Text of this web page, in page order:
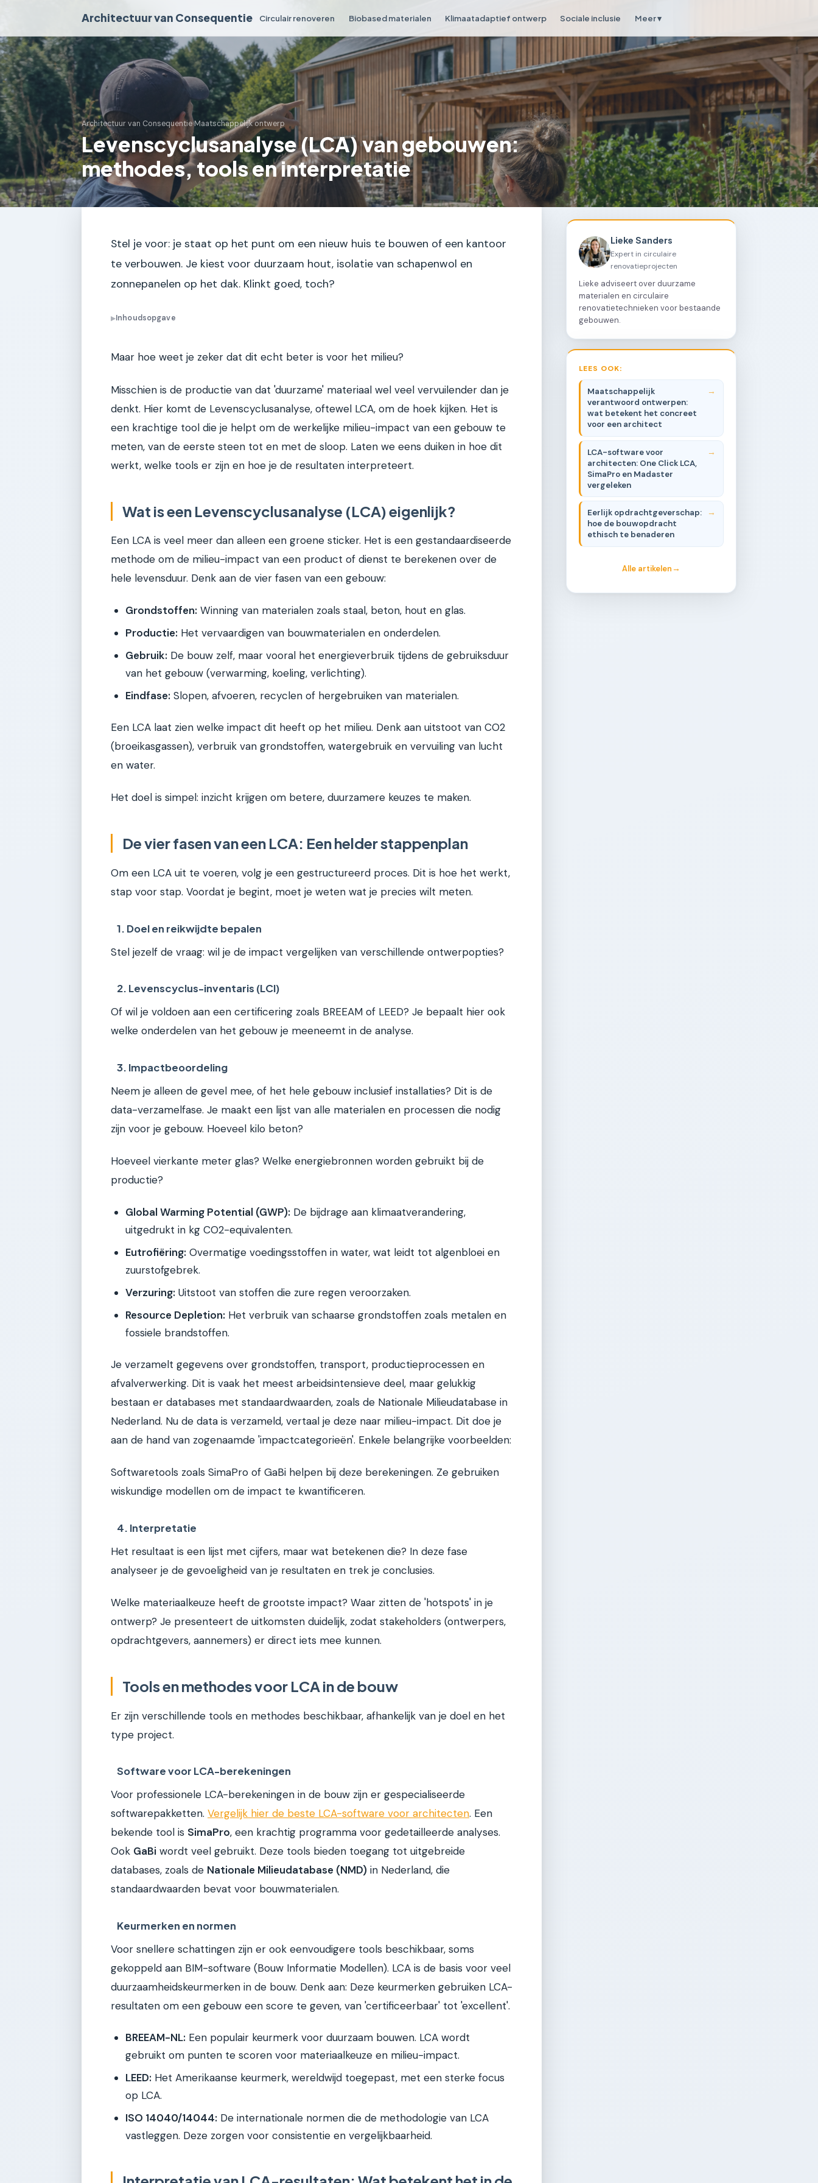
Architectuur van Consequentie Circulair renoveren Biobased materialen Klimaatadaptief ontwerp Sociale inclusie Meer ▾
Architectuur van Consequentie›Maatschappelijk ontwerp
Levenscyclusanalyse (LCA) van gebouwen:
methodes, tools en interpretatie
Stel je voor: je staat op het punt om een nieuw huis te bouwen of een kantoor
te verbouwen. Je kiest voor duurzaam hout, isolatie van schapenwol en
zonnepanelen op het dak. Klinkt goed, toch?
▶Inhoudsopgave
Maar hoe weet je zeker dat dit echt beter is voor het milieu?
Misschien is de productie van dat 'duurzame' materiaal wel veel vervuilender dan je
denkt. Hier komt de Levenscyclusanalyse, oftewel LCA, om de hoek kijken. Het is
een krachtige tool die je helpt om de werkelijke milieu-impact van een gebouw te
meten, van de eerste steen tot en met de sloop. Laten we eens duiken in hoe dit
werkt, welke tools er zijn en hoe je de resultaten interpreteert.
Wat is een Levenscyclusanalyse (LCA) eigenlijk?
Een LCA is veel meer dan alleen een groene sticker. Het is een gestandaardiseerde
methode om de milieu-impact van een product of dienst te berekenen over de
hele levensduur. Denk aan de vier fasen van een gebouw:
Grondstoffen: Winning van materialen zoals staal, beton, hout en glas.
Productie: Het vervaardigen van bouwmaterialen en onderdelen.
Gebruik: De bouw zelf, maar vooral het energieverbruik tijdens de gebruiksduur
van het gebouw (verwarming, koeling, verlichting).
Eindfase: Slopen, afvoeren, recyclen of hergebruiken van materialen.
Een LCA laat zien welke impact dit heeft op het milieu. Denk aan uitstoot van CO2
(broeikasgassen), verbruik van grondstoffen, watergebruik en vervuiling van lucht
en water.
Het doel is simpel: inzicht krijgen om betere, duurzamere keuzes te maken.
De vier fasen van een LCA: Een helder stappenplan
Om een LCA uit te voeren, volg je een gestructureerd proces. Dit is hoe het werkt,
stap voor stap. Voordat je begint, moet je weten wat je precies wilt meten.
1. Doel en reikwijdte bepalen
Stel jezelf de vraag: wil je de impact vergelijken van verschillende ontwerpopties?
2. Levenscyclus-inventaris (LCI)
Of wil je voldoen aan een certificering zoals BREEAM of LEED? Je bepaalt hier ook
welke onderdelen van het gebouw je meeneemt in de analyse.
3. Impactbeoordeling
Neem je alleen de gevel mee, of het hele gebouw inclusief installaties? Dit is de
data-verzamelfase. Je maakt een lijst van alle materialen en processen die nodig
zijn voor je gebouw. Hoeveel kilo beton?
Hoeveel vierkante meter glas? Welke energiebronnen worden gebruikt bij de
productie?
Global Warming Potential (GWP): De bijdrage aan klimaatverandering,
uitgedrukt in kg CO2-equivalenten.
Eutrofiëring: Overmatige voedingsstoffen in water, wat leidt tot algenbloei en
zuurstofgebrek.
Verzuring: Uitstoot van stoffen die zure regen veroorzaken.
Resource Depletion: Het verbruik van schaarse grondstoffen zoals metalen en
fossiele brandstoffen.
Je verzamelt gegevens over grondstoffen, transport, productieprocessen en
afvalverwerking. Dit is vaak het meest arbeidsintensieve deel, maar gelukkig
bestaan er databases met standaardwaarden, zoals de Nationale Milieudatabase in
Nederland. Nu de data is verzameld, vertaal je deze naar milieu-impact. Dit doe je
aan de hand van zogenaamde 'impactcategorieën'. Enkele belangrijke voorbeelden:
Softwaretools zoals SimaPro of GaBi helpen bij deze berekeningen. Ze gebruiken
wiskundige modellen om de impact te kwantificeren.
4. Interpretatie
Het resultaat is een lijst met cijfers, maar wat betekenen die? In deze fase
analyseer je de gevoeligheid van je resultaten en trek je conclusies.
Welke materiaalkeuze heeft de grootste impact? Waar zitten de 'hotspots' in je
ontwerp? Je presenteert de uitkomsten duidelijk, zodat stakeholders (ontwerpers,
opdrachtgevers, aannemers) er direct iets mee kunnen.
Tools en methodes voor LCA in de bouw
Er zijn verschillende tools en methodes beschikbaar, afhankelijk van je doel en het
type project.
Software voor LCA-berekeningen
Voor professionele LCA-berekeningen in de bouw zijn er gespecialiseerde
softwarepakketten. Vergelijk hier de beste LCA-software voor architecten. Een
bekende tool is SimaPro, een krachtig programma voor gedetailleerde analyses.
Ook GaBi wordt veel gebruikt. Deze tools bieden toegang tot uitgebreide
databases, zoals de Nationale Milieudatabase (NMD) in Nederland, die
standaardwaarden bevat voor bouwmaterialen.
Keurmerken en normen
Voor snellere schattingen zijn er ook eenvoudigere tools beschikbaar, soms
gekoppeld aan BIM-software (Bouw Informatie Modellen). LCA is de basis voor veel
duurzaamheidskeurmerken in de bouw. Denk aan: Deze keurmerken gebruiken LCA-
resultaten om een gebouw een score te geven, van 'certificeerbaar' tot 'excellent'.
BREEAM-NL: Een populair keurmerk voor duurzaam bouwen. LCA wordt
gebruikt om punten te scoren voor materiaalkeuze en milieu-impact.
LEED: Het Amerikaanse keurmerk, wereldwijd toegepast, met een sterke focus
op LCA.
ISO 14040/14044: De internationale normen die de methodologie van LCA
vastleggen. Deze zorgen voor consistentie en vergelijkbaarheid.
Lieke Sanders
Expert in circulaire
renovatieprojecten
Lieke adviseert over duurzame
materialen en circulaire
renovatietechnieken voor bestaande
gebouwen.
LEES OOK:
Maatschappelijk
verantwoord ontwerpen:
wat betekent het concreet
voor een architect
LCA-software voor
architecten: One Click LCA,
SimaPro en Madaster
vergeleken
Eerlijk opdrachtgeverschap:
hoe de bouwopdracht
ethisch te benaderen
Alle artikelen